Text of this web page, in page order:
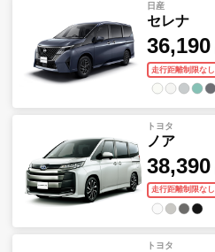
日産
セレナ
36,190
走行距離制限なし
トヨタ
ノア
38,390
走行距離制限なし
トヨタ